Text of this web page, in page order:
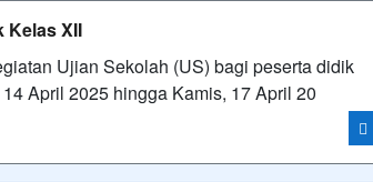
Kelas XII
Ujian Sekolah (US) bagi peserta didik
April 2025 hingga Kamis, 17 April 20